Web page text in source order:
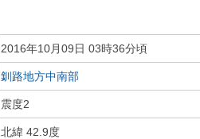
2016年10月09日 03時36分頃
釧路地方中南部
震度2
北緯 42.9度